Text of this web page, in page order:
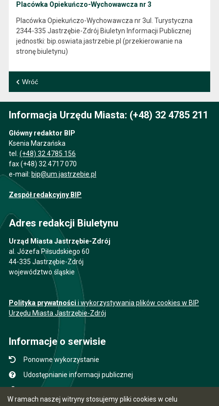
W ramach naszej witryny stosujemy pliki cookies w celu
Placówka Opiekuńczo-Wychowawcza nr 3
Placówka Opiekuńczo-Wychowawcza nr 3ul. Turystyczna
2344-335 Jastrzębie-Zdrój Biuletyn Informacji Publicznej
jednostki: bip.oswiata.jastrzebie.pl (przekierowanie na
stronę biuletynu)
Wróć
Informacja Urzędu Miasta: (+48) 32 4785 211
Główny redaktor BIP
Ksenia Marzańska
tel. (+48) 32 4785 156
fax (+48) 32 4717 070
e-mail: bip@um.jastrzebie.pl
Zespół redakcyjny BIP
Adres redakcji Biuletynu
Urząd Miasta Jastrzębie-Zdrój
al. Józefa Piłsudskiego 60
44-335 Jastrzębie-Zdrój
województwo śląskie
Polityka prywatności i wykorzystywania plików cookies w BIP
Urzędu Miasta Jastrzębie-Zdrój
Informacje o serwisie
Ponowne wykorzystanie
Udostępnianie informacji publicznej